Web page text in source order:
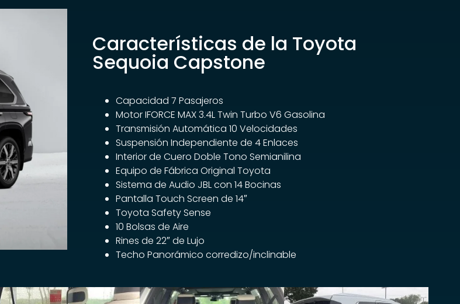
Características de la Toyota
Sequoia Capstone
Capacidad 7 Pasajeros
Motor IFORCE MAX 3.4L Twin Turbo V6 Gasolina
Transmisión Automática 10 Velocidades
Suspensión Independiente de 4 Enlaces
Interior de Cuero Doble Tono Semianilina
Equipo de Fábrica Original Toyota
Sistema de Audio JBL con 14 Bocinas
Pantalla Touch Screen de 14″
Toyota Safety Sense
10 Bolsas de Aire
Rines de 22″ de Lujo
Techo Panorámico corredizo/inclinable